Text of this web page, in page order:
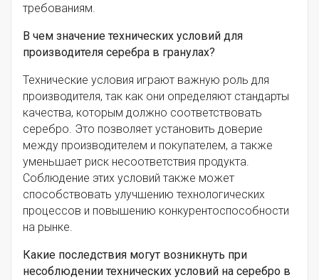
требованиям.
В чем значение технических условий для
производителя серебра в гранулах?
Технические условия играют важную роль для
производителя, так как они определяют стандарты
качества, которым должно соответствовать
серебро. Это позволяет установить доверие
между производителем и покупателем, а также
уменьшает риск несоответствия продукта.
Соблюдение этих условий также может
способствовать улучшению технологических
процессов и повышению конкурентоспособности
на рынке.
Какие последствия могут возникнуть при
несоблюдении технических условий на серебро в